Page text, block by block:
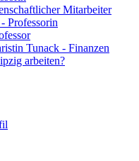
Mitarbeiter
Professorin
Tunack - Finanzen
arbeiten?